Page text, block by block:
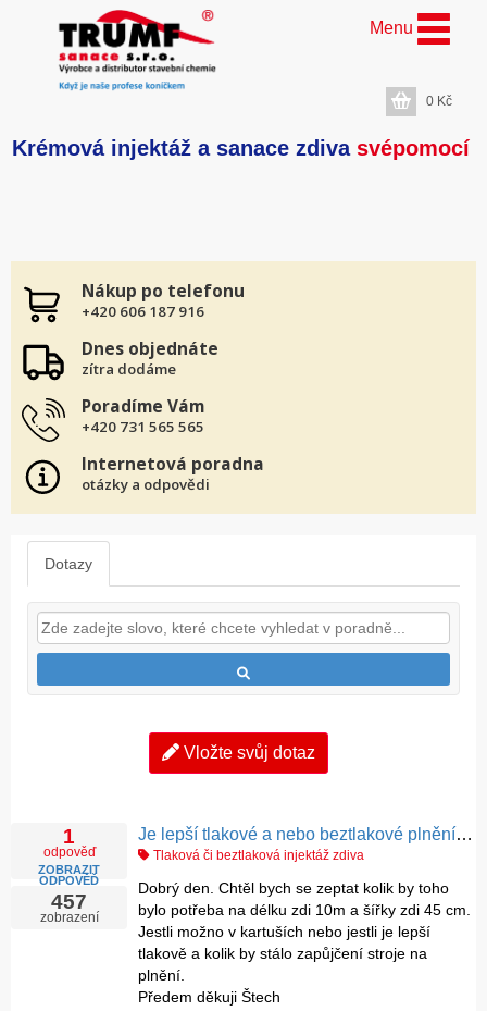
Krémová injektáž a sanace zdiva svépomocí
Menu
0 Kč
Nákup po telefonu
+420 606 187 916
Dnes objednáte
zítra dodáme
Poradíme Vám
+420 731 565 565
Internetová poradna
otázky a odpovědi
Dotazy
Vložte svůj dotaz
1
odpověď
ZOBRAZIT
ODPOVĚĎ
457
zobrazení
Je lepší tlakové a nebo beztlakové plnění krémem?
Tlaková či beztlaková injektáž zdiva
Dobrý den. Chtěl bych se zeptat kolik by toho
bylo potřeba na délku zdi 10m a šířky zdi 45 cm.
Jestli možno v kartuších nebo jestli je lepší
tlakově a kolik by stálo zapůjčení stroje na
plnění.
Předem děkuji Štech